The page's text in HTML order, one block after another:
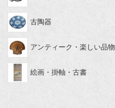
古陶器
アンティーク・楽しい品物
絵画・掛軸・古書